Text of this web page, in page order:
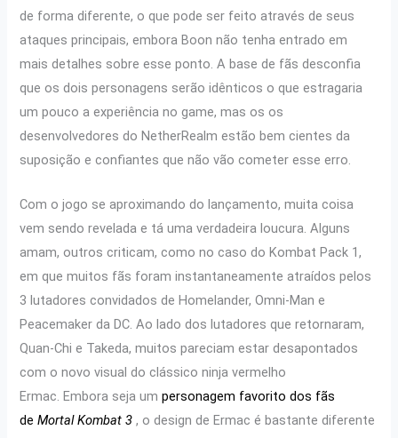
de forma diferente, o que pode ser feito através de seus
ataques principais, embora Boon não tenha entrado em
mais detalhes sobre esse ponto. A base de fãs desconfia
que os dois personagens serão idênticos o que estragaria
um pouco a experiência no game, mas os os
desenvolvedores do NetherRealm estão bem cientes da
suposição e confiantes que não vão cometer esse erro.
Com o jogo se aproximando do lançamento, muita coisa
vem sendo revelada e tá uma verdadeira loucura. Alguns
amam, outros criticam, como no caso do Kombat Pack 1,
em que muitos fãs foram instantaneamente atraídos pelos
3 lutadores convidados de Homelander, Omni-Man e
Peacemaker da DC. Ao lado dos lutadores que retornaram,
Quan-Chi e Takeda, muitos pareciam estar desapontados
com o novo visual do clássico ninja vermelho
Ermac. Embora seja umpersonagem favorito dos fãs
deMortal Kombat 3 , o design de Ermac é bastante diferente